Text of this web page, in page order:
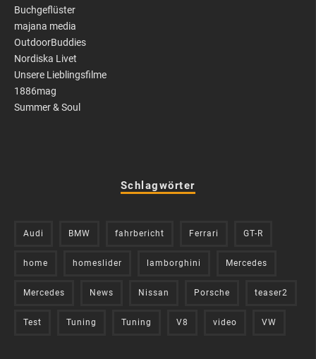
Buchgeflüster
majana media
OutdoorBuddies
Nordiska Livet
Unsere Lieblingsfilme
1886mag
Summer & Soul
Schlagwörter
Audi BMW fahrbericht Ferrari GT-R
home homeslider lamborghini Mercedes
Mercedes News Nissan Porsche teaser2
Test Tuning Tuning V8 video VW